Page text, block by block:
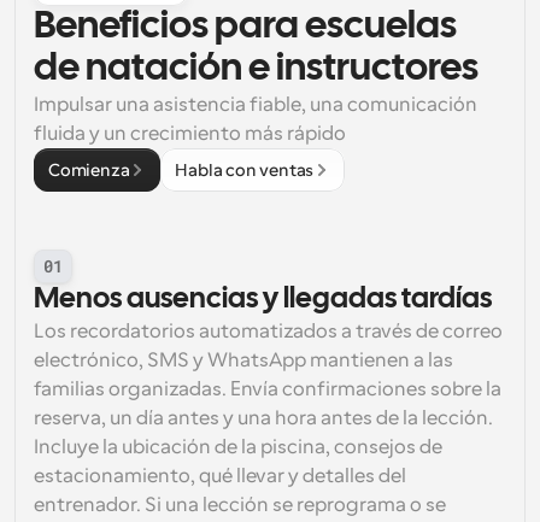
Beneficios para escuelas
de natación e instructores
Impulsar una asistencia fiable, una comunicación
fluida y un crecimiento más rápido
Comienza Habla con ventas
01
Menos ausencias y llegadas tardías
Los recordatorios automatizados a través de correo
electrónico, SMS y WhatsApp mantienen a las
familias organizadas. Envía confirmaciones sobre la
reserva, un día antes y una hora antes de la lección.
Incluye la ubicación de la piscina, consejos de
estacionamiento, qué llevar y detalles del
entrenador. Si una lección se reprograma o se